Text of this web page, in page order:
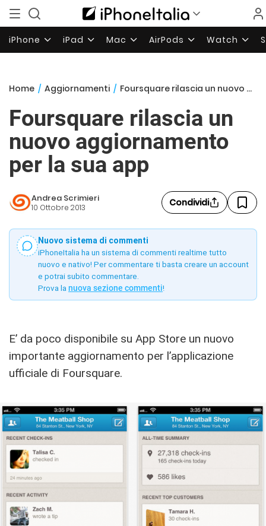
iPhone iPad Mac AirPods Watch
Home / Aggiornamenti / Foursquare rilascia un nuovo aggiornamento per la sua app
Foursquare rilascia un
nuovo aggiornamento
per la sua app
Andrea Scrimieri
10 Ottobre 2013 Condividi
Nuovo sistema di commenti
iPhoneItalia ha un sistema di commenti realtime tutto
nuovo e nativo! Per commentare ti basta creare un account
e potrai subito commentare.
Prova la nuova sezione commenti!
E’ da poco disponibile su App Store un nuovo
importante aggiornamento per l’applicazione
ufficiale di Foursquare.